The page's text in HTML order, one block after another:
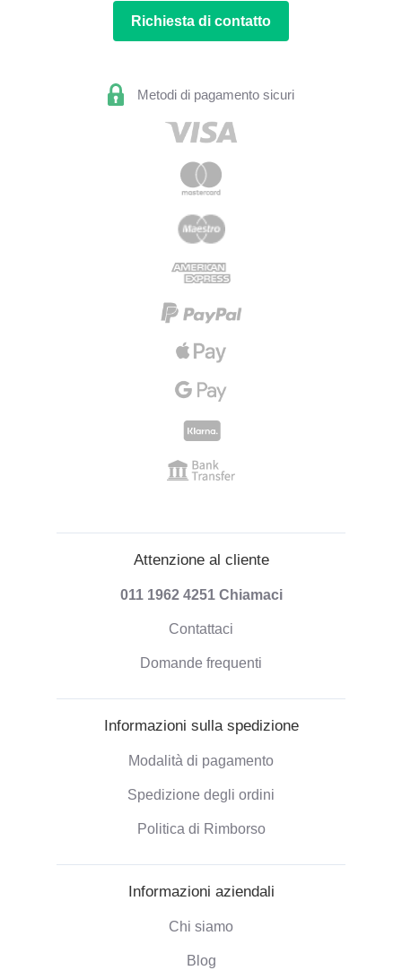
Richiesta di contatto
Metodi di pagamento sicuri
Attenzione al cliente
011 1962 4251 Chiamaci
Contattaci
Domande frequenti
Informazioni sulla spedizione
Modalità di pagamento
Spedizione degli ordini
Politica di Rimborso
Informazioni aziendali
Chi siamo
Blog